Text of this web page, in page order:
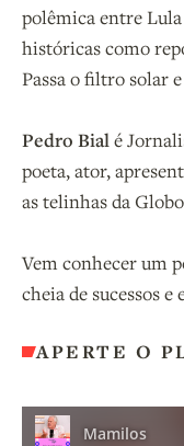
polêmica entre
históricas como
Passa o filtro solar
Pedro Bialé
poeta, ator,
as telinhas da
Vem conhecer um
cheia de sucessos
APERTE O